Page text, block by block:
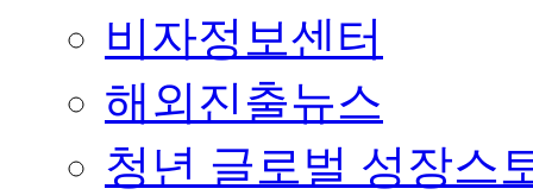
비자정보센터
해외진출뉴스
청년 글로벌 성장스